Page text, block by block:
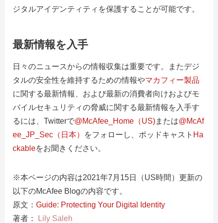
ジタルアイデンティティを保護することが可能です。
最新情報を入手
日々のニュースからの情報収集は重要です。またデジ
タルの安全性を維持するための情報やマカフィー製品
に関する最新情報、および最新の消費者向けおよびモ
バイルセキュリティの脅威に関する最新情報を入手す
るには、 Twitterで@McAfee_Home（US)または@McAf
ee_JP_Sec（日本）
をフォローし、ポッドキャスト Ha
ckableをお聞き ください。
※本ページの内容は2021年7月15日（US時間）更新の
以下のMcAfee Blogの内容です。
原文： Guide: Protecting Your Digital Identity
著者：
Lily Saleh